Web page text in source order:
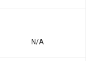
N/A